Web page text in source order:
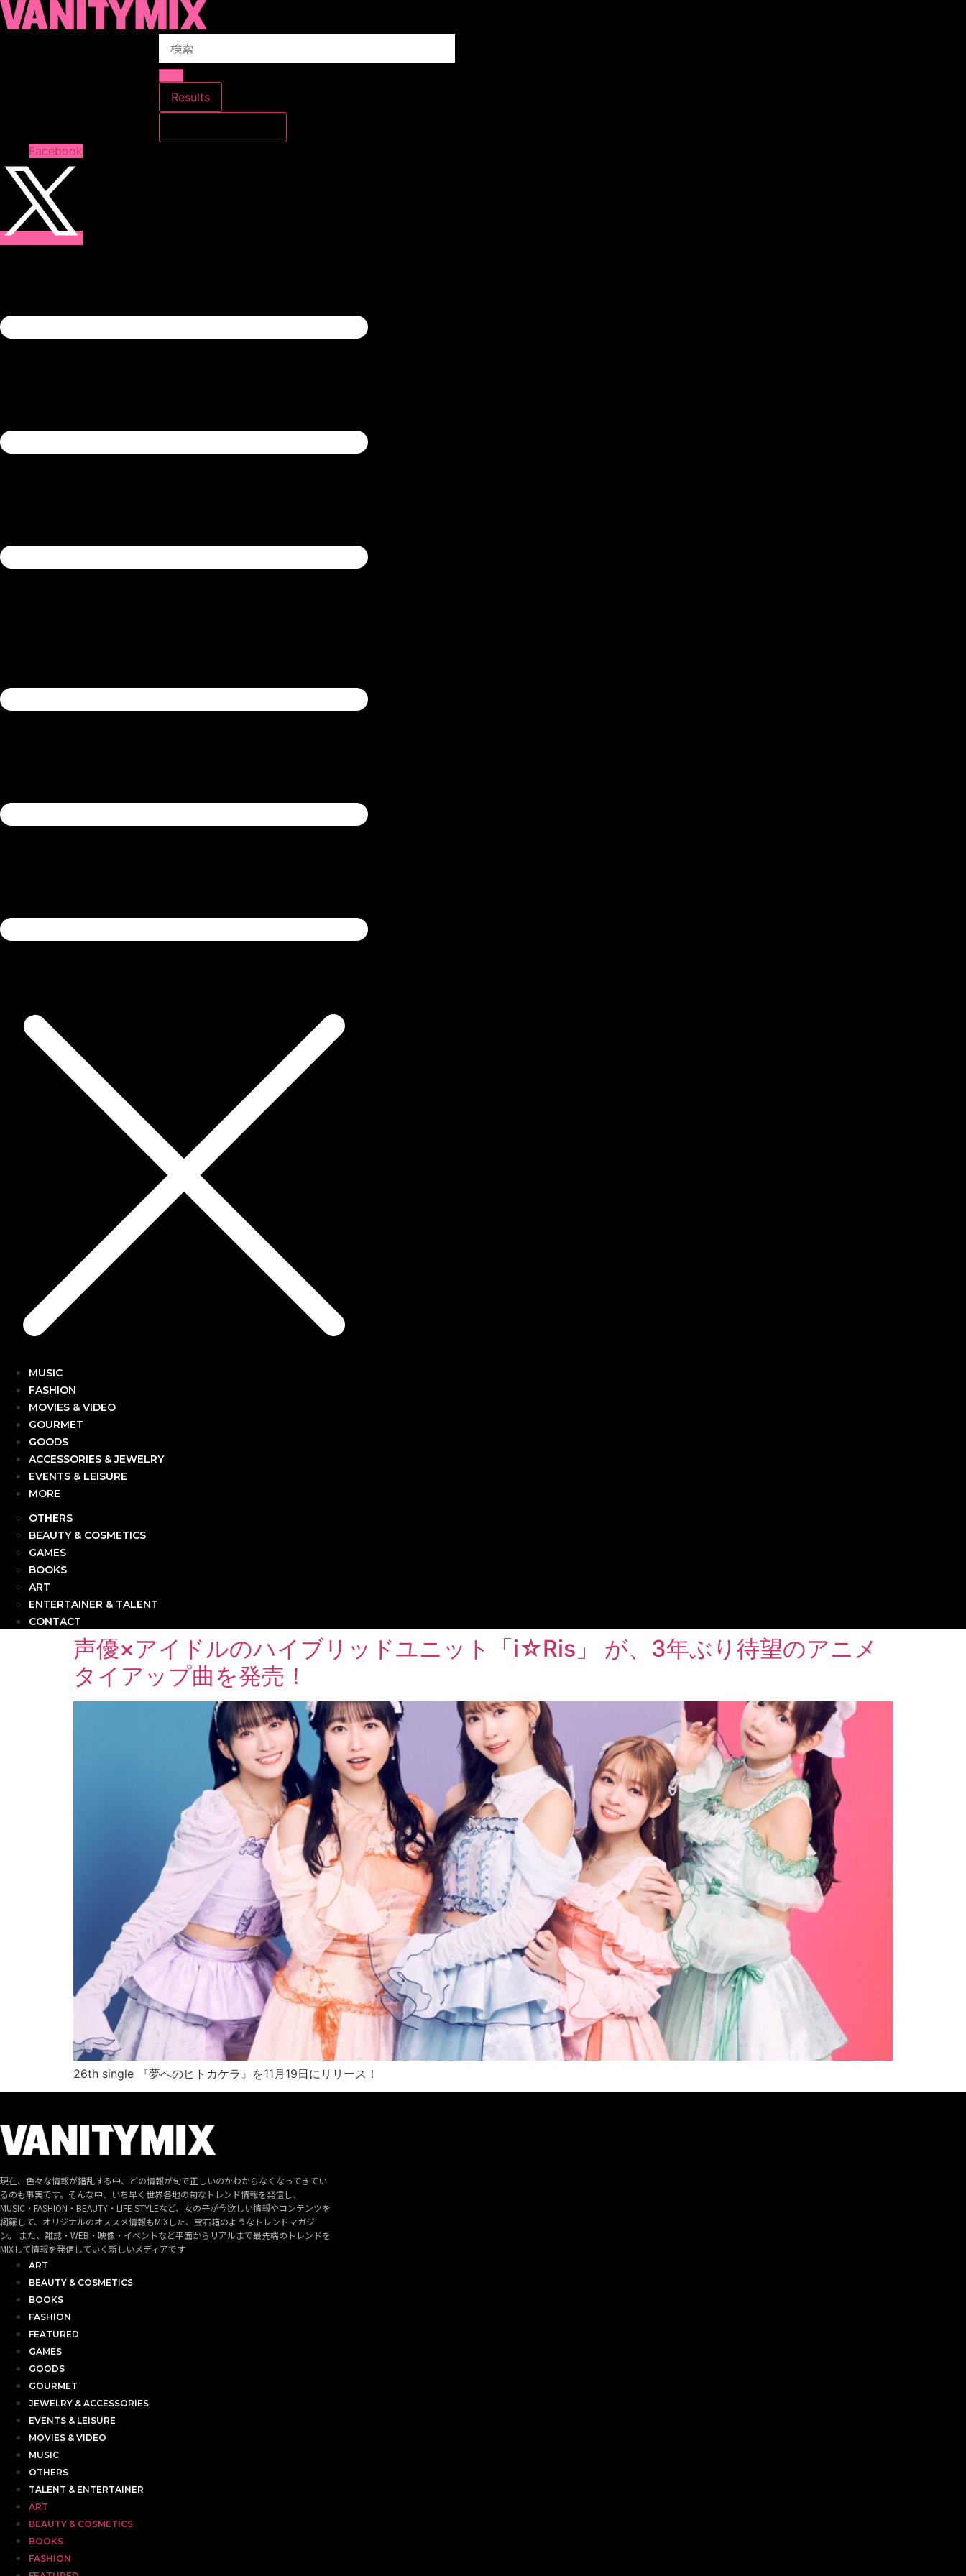
コ
ン
プ
Search
Results
Facebook
MUSIC
FASHION
MOVIES & VIDEO
GOURMET
GOODS
ACCESSORIES & JEWELRY
EVENTS & LEISURE
MORE
OTHERS
BEAUTY & COSMETICS
GAMES
BOOKS
ART
ENTERTAINER & TALENT
CONTACT
声優×アイドルのハイブリッドユニット「i☆Ris」 が、3年ぶり待望のアニメ
タイアップ曲を発売！
26th single 『夢へのヒトカケラ』を11月19日にリリース！
現在、色々な情報が錯乱する中、どの情報が旬で正しいのかわからなくなってきてい
るのも事実です。そんな中、いち早く世界各地の旬なトレンド情報を発信し、
MUSIC・FASHION・BEAUTY・LIFE STYLEなど、女の子が今欲しい情報やコンテンツを
網羅して、オリジナルのオススメ情報もMIXした、宝石箱のようなトレンドマガジ
ン。 また、雑誌・WEB・映像・イベントなど平面からリアルまで最先端のトレンドを
MIXして情報を発信していく新しいメディアです
ART
BEAUTY & COSMETICS
BOOKS
FASHION
FEATURED
GAMES
GOODS
GOURMET
JEWELRY & ACCESSORIES
EVENTS & LEISURE
MOVIES & VIDEO
MUSIC
OTHERS
TALENT & ENTERTAINER
ART
BEAUTY & COSMETICS
BOOKS
FASHION